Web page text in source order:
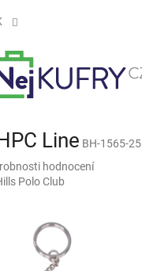
Line BH-1565-25
hodnocení
Polo Club